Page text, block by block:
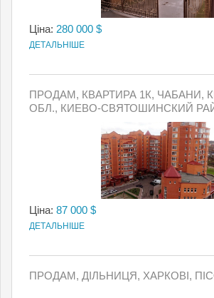
Ціна: 280 000 $
ДЕТАЛЬНІШЕ
ПРОДАМ, КВАРТИРА 1К, ЧАБАНИ,
ОБЛ., КИЕВО-СВЯТОШИНСКИЙ
Ціна: 87 000 $
ДЕТАЛЬНІШЕ
ПРОДАМ, ДІЛЬНИЦЯ, ХАРКОВІ,